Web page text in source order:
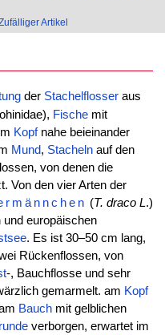
Artikel
der Stachelflosseraus
Fischemit
Kopfnahe beieinander
Mund, Stachelnauf den
von denen die
Von den vier Arten der
(T. draco L.)
europäischen
. Es ist 30–50 cm lang,
Rückenflossen, von
-, Bauchflosse und sehr
gemarmelt. am Kopf
Bauchmit gelblichen
verborgen, erwartet im